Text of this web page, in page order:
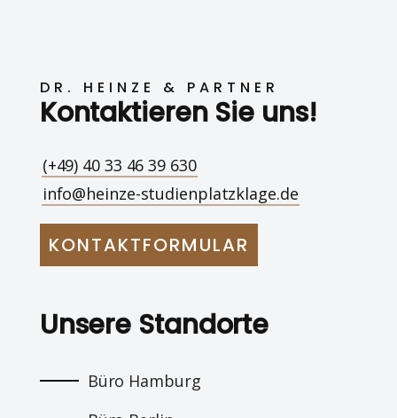
DR. HEINZE & PARTNER
Kontaktieren Sie uns!
(+49) 40 33 46 39 630
info@heinze-studienplatzklage.de
KONTAKTFORMULAR
Unsere Standorte
Büro Hamburg